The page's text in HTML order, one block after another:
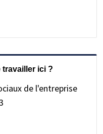
travailler ici ?
de l'entreprise